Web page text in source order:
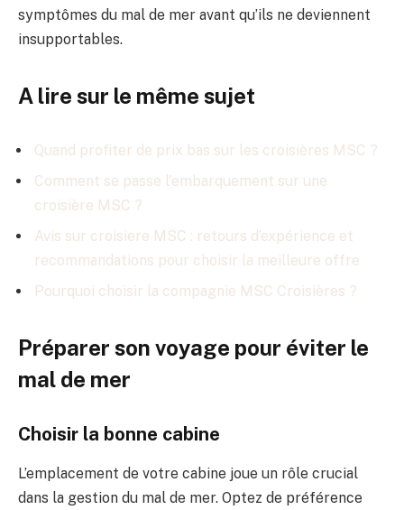
symptômes du mal de mer avant qu’ils ne deviennent
insupportables.
A lire sur le même sujet
Quand profiter de prix bas sur les croisières MSC ?
Comment se passe l'embarquement sur une
croisière MSC ?
Avis sur croisiere MSC : retours d’expérience et
recommandations pour choisir la meilleure offre
Pourquoi choisir la compagnie MSC Croisières ?
Préparer son voyage pour éviter le
mal de mer
Choisir la bonne cabine
L’emplacement de votre cabine joue un rôle crucial
dans la gestion du mal de mer. Optez de préférence